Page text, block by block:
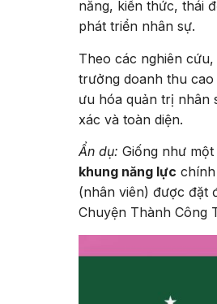
năng, kiến thức, thái
phát triển nhân sự.
Theo các nghiên
trưởng doanh thu
ưu hóa quản trị nhân
xác và toàn diện.
Ẩn dụ: Giống như
khung năng lực
(nhân viên) được đặt
Chuyện Thành Công